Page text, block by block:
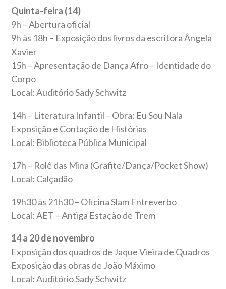
Quinta-feira (14)
9h – Abertura oficial
9h às 18h – Exposição dos livros da escritora Ângela
Xavier
15h – Apresentação de Dança Afro – Identidade do
Corpo
Local: Auditório Sady Schwitz
14h – Literatura Infantil – Obra: Eu Sou Nala
Exposição e Contação de Histórias
Local: Biblioteca Pública Municipal
17h – Rolê das Mina (Grafite/Dança/Pocket Show)
Local: Calçadão
19h30 às 21h30 – Oficina Slam Entreverbo
Local: AET – Antiga Estação de Trem
14 a 20 de novembro
Exposição dos quadros de Jaque Vieira de Quadros
Exposição das obras de João Máximo
Local: Auditório Sady Schwitz